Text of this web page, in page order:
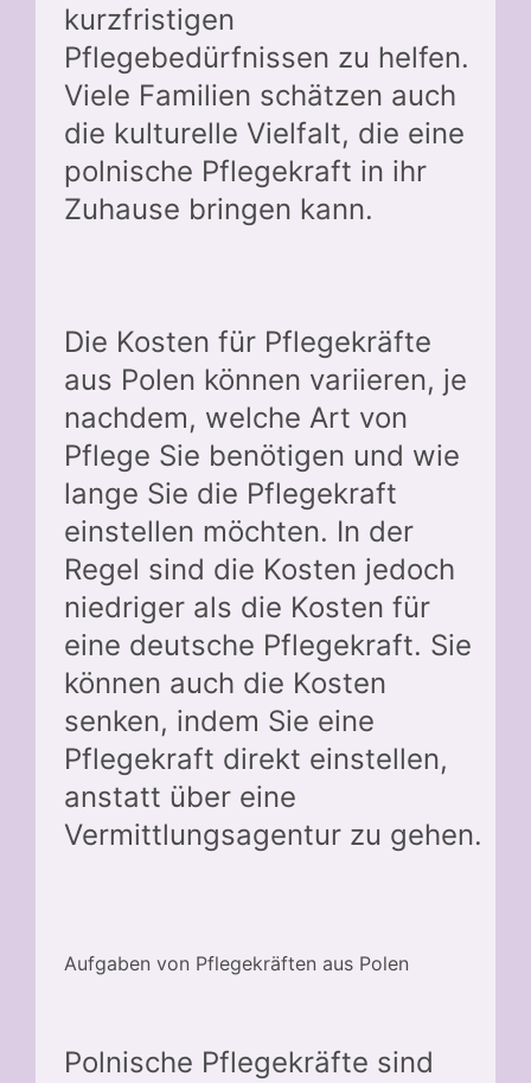
kurzfristigen
Pflegebedürfnissen zu helfen.
Viele Familien schätzen auch
die kulturelle Vielfalt, die eine
polnische Pflegekraft in ihr
Zuhause bringen kann.
Die Kosten für Pflegekräfte
aus Polen können variieren, je
nachdem, welche Art von
Pflege Sie benötigen und wie
lange Sie die Pflegekraft
einstellen möchten. In der
Regel sind die Kosten jedoch
niedriger als die Kosten für
eine deutsche Pflegekraft. Sie
können auch die Kosten
senken, indem Sie eine
Pflegekraft direkt einstellen,
anstatt über eine
Vermittlungsagentur zu gehen.
Aufgaben von Pflegekräften aus Polen
Polnische Pflegekräfte sind